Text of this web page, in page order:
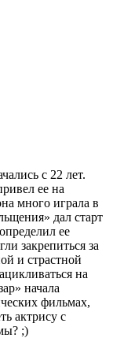
с 22 лет.
ее на
много играла в
дал старт
ее
закрепиться за
и страстной
на
начала
фильмах,
актрису с
;)